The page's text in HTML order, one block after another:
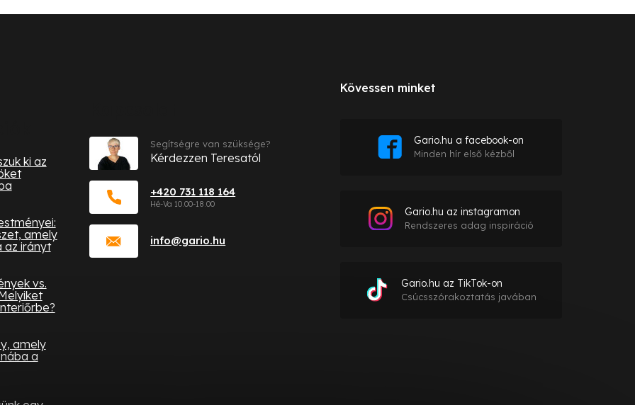
ki az
amely
az irányt
vs.
amely
a
info@gario.hu
+420 731 118 164
Segítségre van szüksége?
Kérdezzen Teresatól
Kövessen minket
Gario.hu a facebook-on
Minden hír első kézből
Gario.hu az instagramon
Rendszeres adag inspiráció
Gario.hu az TikTok-on
Csúcsszórakoztatás javában